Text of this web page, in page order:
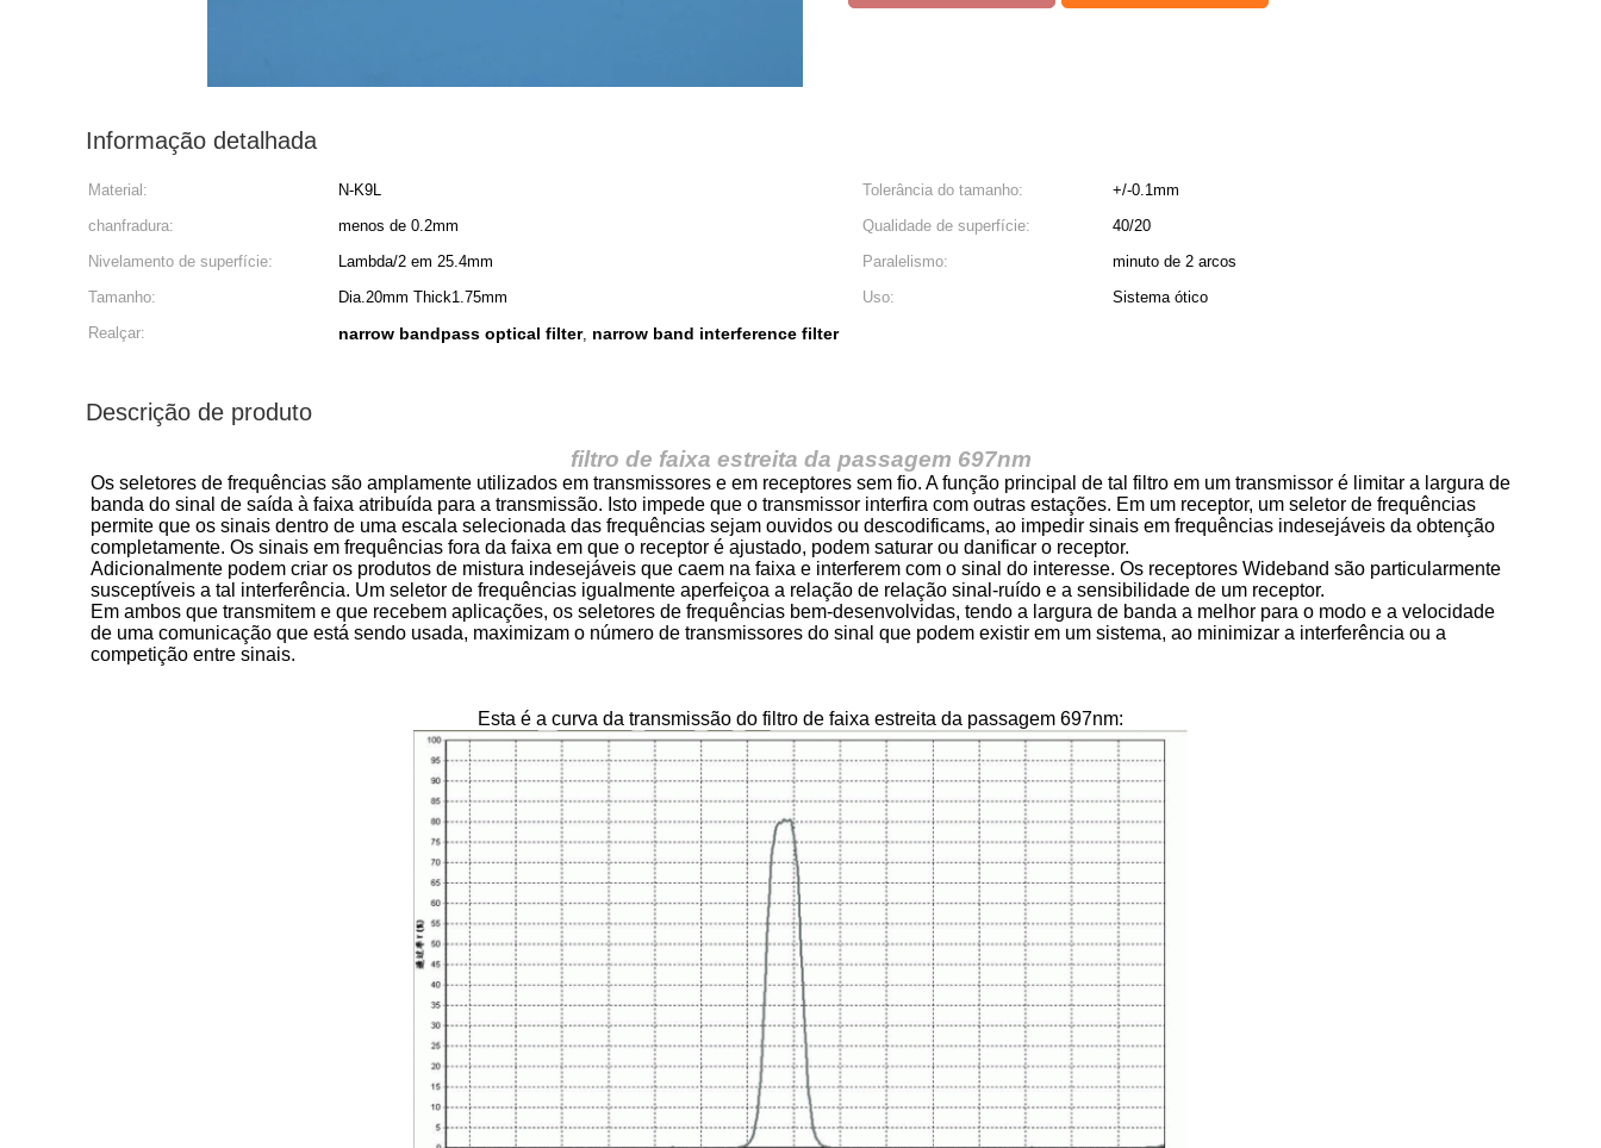
Informação detalhada
Material: N-K9L Tolerância do tamanho:
+/-0.1mm
chanfradura:
menos de 0.2mm Qualidade de superfície:
40/20
Nivelamento de superfície:
Lambda/2 em 25.4mm Paralelismo:
minuto de 2 arcos
Tamanho:
Dia.20mm Thick1.75mm Uso:
Sistema ótico
Realçar:
narrow bandpass optical filter, narrow band interference filter
Descrição de produto
filtro de faixa estreita da passagem 697nm
Os seletores de frequências são amplamente utilizados em transmissores e em receptores sem fio. A função principal de tal filtro em um transmissor é limitar a largura de
banda do sinal de saída à faixa atribuída para a transmissão. Isto impede que o transmissor interfira com outras estações. Em um receptor, um seletor de frequências
permite que os sinais dentro de uma escala selecionada das frequências sejam ouvidos ou descodificams, ao impedir sinais em frequências indesejáveis da obtenção
completamente. Os sinais em frequências fora da faixa em que o receptor é ajustado, podem saturar ou danificar o receptor.
Adicionalmente podem criar os produtos de mistura indesejáveis que caem na faixa e interferem com o sinal do interesse. Os receptores Wideband são particularmente
susceptíveis a tal interferência. Um seletor de frequências igualmente aperfeiçoa a relação de relação sinal-ruído e a sensibilidade de um receptor.
Em ambos que transmitem e que recebem aplicações, os seletores de frequências bem-desenvolvidas, tendo a largura de banda a melhor para o modo e a velocidade
de uma comunicação que está sendo usada, maximizam o número de transmissores do sinal que podem existir em um sistema, ao minimizar a interferência ou a
competição entre sinais.
Esta é a curva da transmissão do filtro de faixa estreita da passagem 697nm: